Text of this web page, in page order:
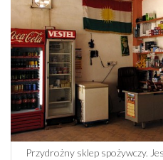
Przydrożny sklep spożywczy.